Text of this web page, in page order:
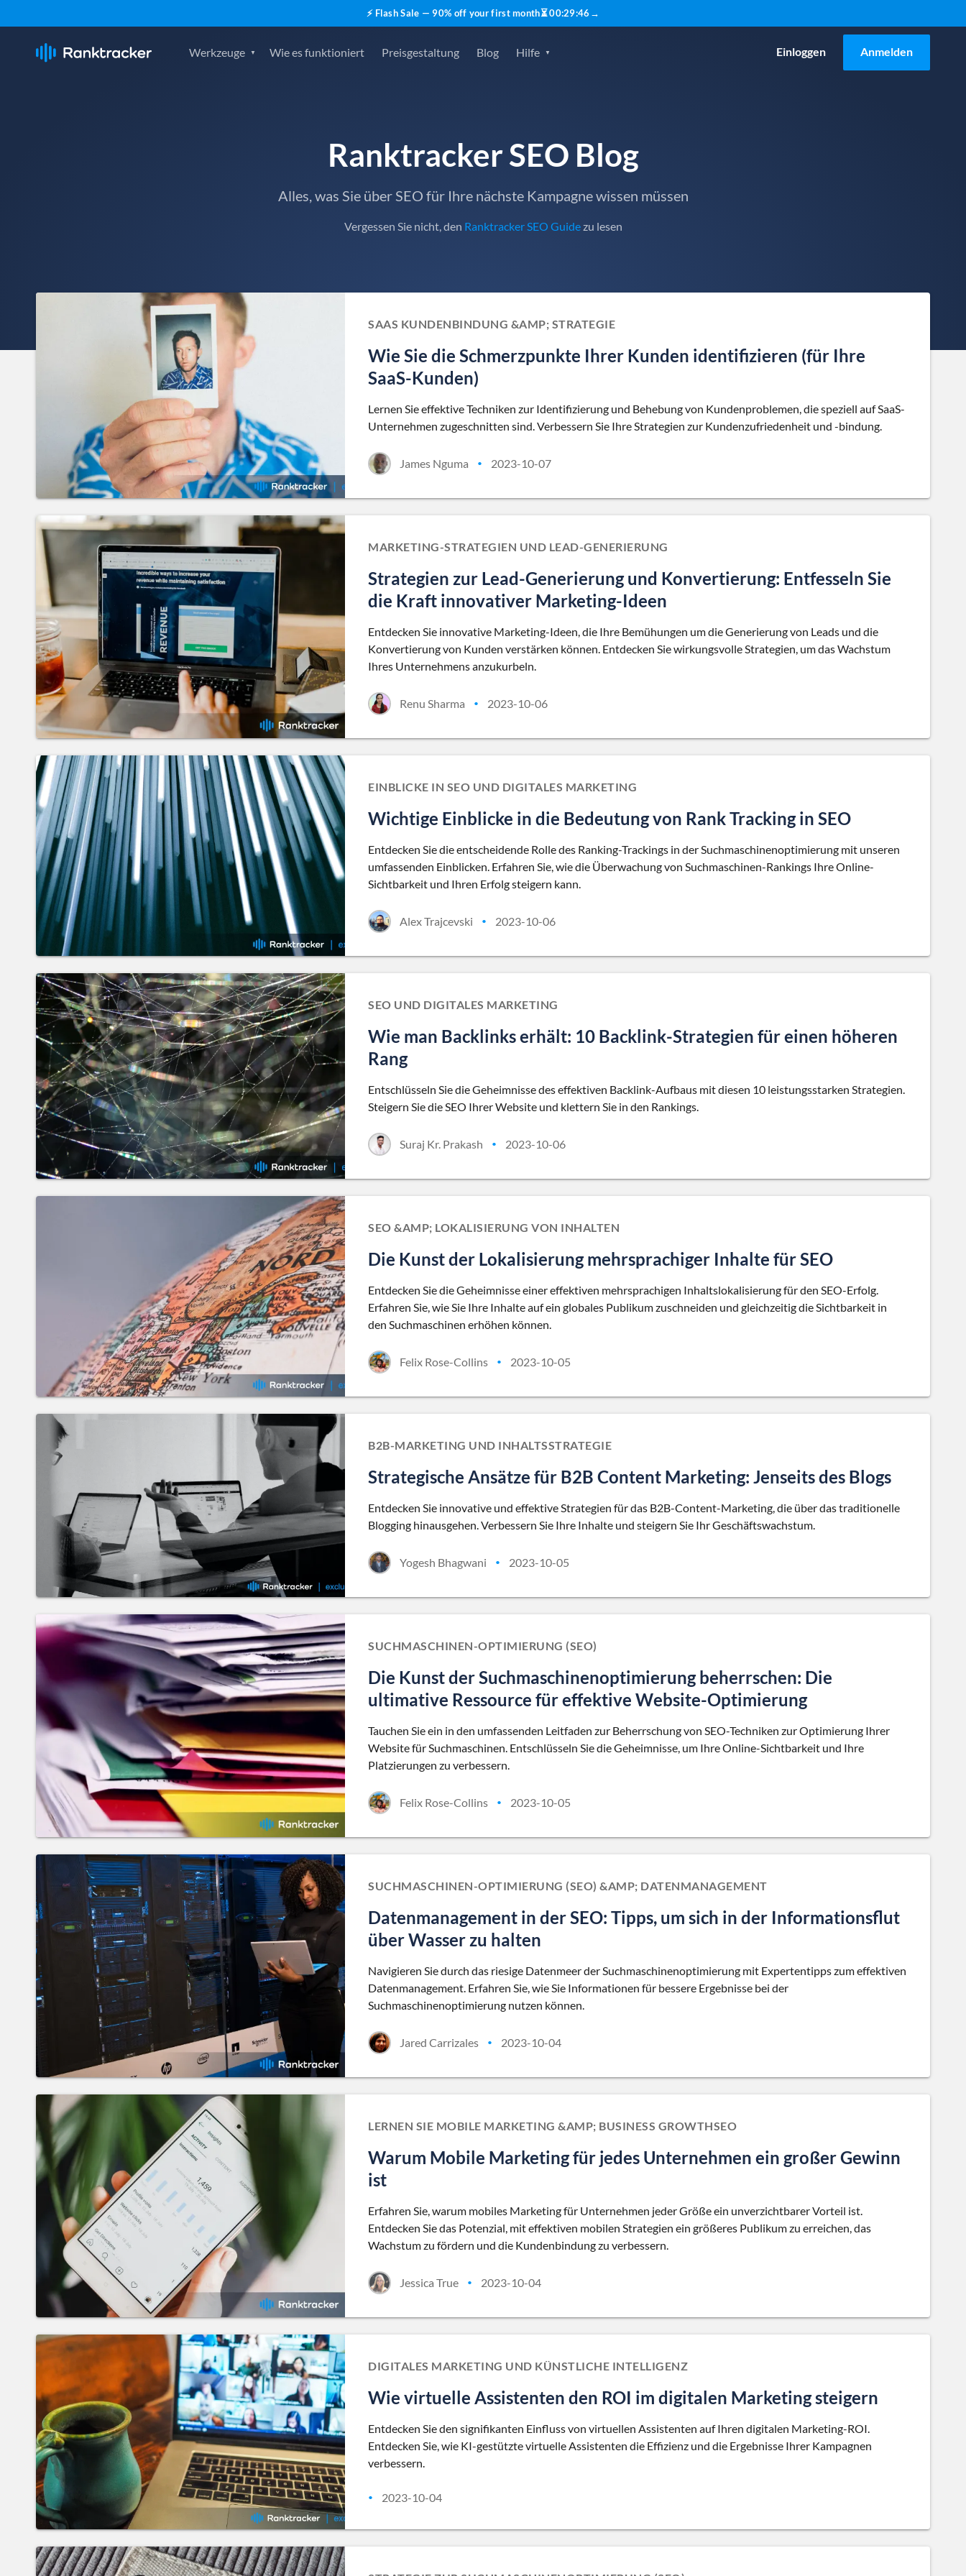
⚡ Flash Sale — 90% off your first month⏳00:29:45 →
Werkzeuge Wie es funktioniert Preisgestaltung Blog Hilfe Einloggen Anmelden
Ranktracker SEO Blog
Alles, was Sie über SEO für Ihre nächste Kampagne wissen müssen
Vergessen Sie nicht, den Ranktracker SEO Guidezu lesen
SAAS KUNDENBINDUNG &AMP; STRATEGIE
Wie Sie die Schmerzpunkte Ihrer Kunden identifizieren (für Ihre
SaaS-Kunden)
Lernen Sie effektive Techniken zur Identifizierung und Behebung von Kundenproblemen, die speziell auf SaaS-
Unternehmen zugeschnitten sind. Verbessern Sie Ihre Strategien zur Kundenzufriedenheit und -bindung.
James Nguma • 2023-10-07
MARKETING-STRATEGIEN UND LEAD-GENERIERUNG
Strategien zur Lead-Generierung und Konvertierung: Entfesseln Sie
die Kraft innovativer Marketing-Ideen
Entdecken Sie innovative Marketing-Ideen, die Ihre Bemühungen um die Generierung von Leads und die
Konvertierung von Kunden verstärken können. Entdecken Sie wirkungsvolle Strategien, um das Wachstum
Ihres Unternehmens anzukurbeln.
Renu Sharma • 2023-10-06
EINBLICKE IN SEO UND DIGITALES MARKETING
Wichtige Einblicke in die Bedeutung von Rank Tracking in SEO
Entdecken Sie die entscheidende Rolle des Ranking-Trackings in der Suchmaschinenoptimierung mit unseren
umfassenden Einblicken. Erfahren Sie, wie die Überwachung von Suchmaschinen-Rankings Ihre Online-
Sichtbarkeit und Ihren Erfolg steigern kann.
Alex Trajcevski • 2023-10-06
SEO UND DIGITALES MARKETING
Wie man Backlinks erhält: 10 Backlink-Strategien für einen höheren
Rang
Entschlüsseln Sie die Geheimnisse des effektiven Backlink-Aufbaus mit diesen 10 leistungsstarken Strategien.
Steigern Sie die SEO Ihrer Website und klettern Sie in den Rankings.
Suraj Kr. Prakash • 2023-10-06
SEO &AMP; LOKALISIERUNG VON INHALTEN
Die Kunst der Lokalisierung mehrsprachiger Inhalte für SEO
Entdecken Sie die Geheimnisse einer effektiven mehrsprachigen Inhaltslokalisierung für den SEO-Erfolg.
Erfahren Sie, wie Sie Ihre Inhalte auf ein globales Publikum zuschneiden und gleichzeitig die Sichtbarkeit in
den Suchmaschinen erhöhen können.
Felix Rose-Collins • 2023-10-05
B2B-MARKETING UND INHALTSSTRATEGIE
Strategische Ansätze für B2B Content Marketing: Jenseits des Blogs
Entdecken Sie innovative und effektive Strategien für das B2B-Content-Marketing, die über das traditionelle
Blogging hinausgehen. Verbessern Sie Ihre Inhalte und steigern Sie Ihr Geschäftswachstum.
Yogesh Bhagwani • 2023-10-05
SUCHMASCHINEN-OPTIMIERUNG (SEO)
Die Kunst der Suchmaschinenoptimierung beherrschen: Die
ultimative Ressource für effektive Website-Optimierung
Tauchen Sie ein in den umfassenden Leitfaden zur Beherrschung von SEO-Techniken zur Optimierung Ihrer
Website für Suchmaschinen. Entschlüsseln Sie die Geheimnisse, um Ihre Online-Sichtbarkeit und Ihre
Platzierungen zu verbessern.
Felix Rose-Collins • 2023-10-05
SUCHMASCHINEN-OPTIMIERUNG (SEO) &AMP; DATENMANAGEMENT
Datenmanagement in der SEO: Tipps, um sich in der Informationsflut
über Wasser zu halten
Navigieren Sie durch das riesige Datenmeer der Suchmaschinenoptimierung mit Expertentipps zum effektiven
Datenmanagement. Erfahren Sie, wie Sie Informationen für bessere Ergebnisse bei der
Suchmaschinenoptimierung nutzen können.
Jared Carrizales • 2023-10-04
LERNEN SIE MOBILE MARKETING &AMP; BUSINESS GROWTHSEO
Warum Mobile Marketing für jedes Unternehmen ein großer Gewinn
ist
Erfahren Sie, warum mobiles Marketing für Unternehmen jeder Größe ein unverzichtbarer Vorteil ist.
Entdecken Sie das Potenzial, mit effektiven mobilen Strategien ein größeres Publikum zu erreichen, das
Wachstum zu fördern und die Kundenbindung zu verbessern.
Jessica True • 2023-10-04
DIGITALES MARKETING UND KÜNSTLICHE INTELLIGENZ
Wie virtuelle Assistenten den ROI im digitalen Marketing steigern
Entdecken Sie den signifikanten Einfluss von virtuellen Assistenten auf Ihren digitalen Marketing-ROI.
Entdecken Sie, wie KI-gestützte virtuelle Assistenten die Effizienz und die Ergebnisse Ihrer Kampagnen
verbessern.
• 2023-10-04